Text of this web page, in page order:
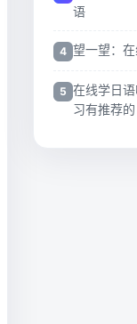
语
望一望：在
在线学日
习有推荐的